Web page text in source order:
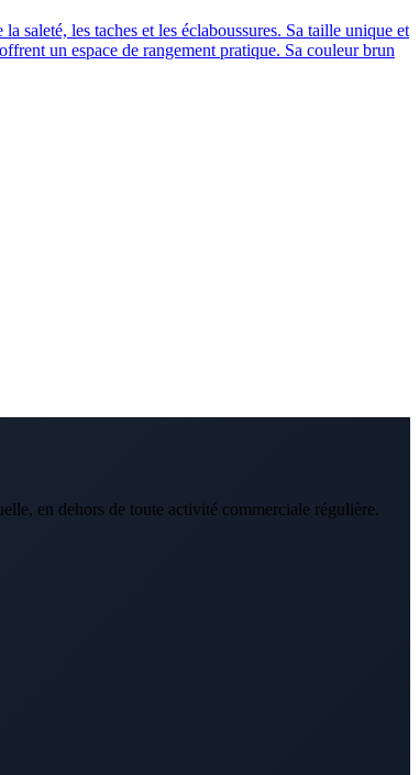
saleté, les taches et les éclaboussures. Sa taille unique et
un espace de rangement pratique. Sa couleur brun
en dehors de toute activité commerciale régulière.